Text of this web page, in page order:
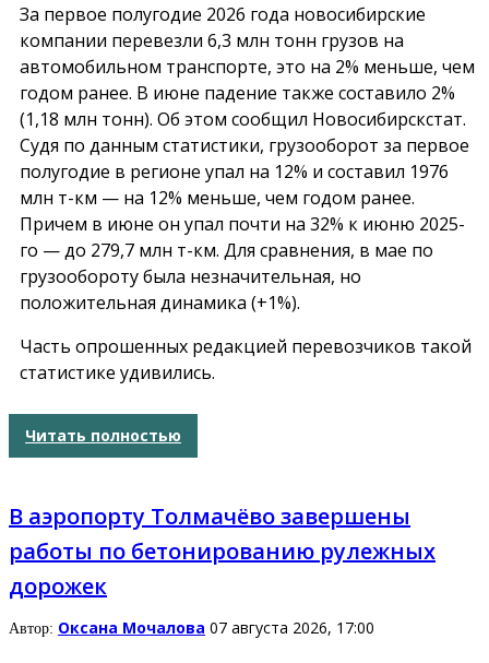
За первое полугодие 2026 года новосибирские
компании перевезли 6,3 млн тонн грузов на
автомобильном транспорте, это на 2% меньше, чем
годом ранее. В июне падение также составило 2%
(1,18 млн тонн). Об этом сообщил Новосибирскстат.
Судя по данным статистики, грузооборот за первое
полугодие в регионе упал на 12% и составил 1976
млн т-км — на 12% меньше, чем годом ранее.
Причем в июне он упал почти на 32% к июню 2025-
го — до 279,7 млн т-км. Для сравнения, в мае по
грузообороту была незначительная, но
положительная динамика (+1%).
Часть опрошенных редакцией перевозчиков такой
статистике удивились.
Читать полностью
В аэропорту Толмачёво завершены
работы по бетонированию рулежных
дорожек
Автор: Оксана Мочалова 07 августа 2026, 17:00